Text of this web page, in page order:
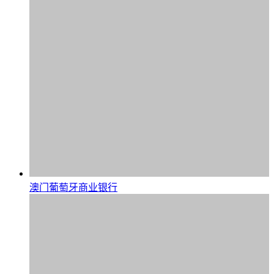
澳门葡萄牙商业银行